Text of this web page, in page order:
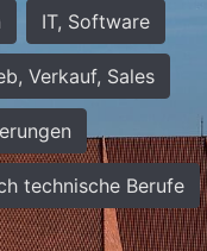
IT, Software
Verkauf, Sales
technische Berufe